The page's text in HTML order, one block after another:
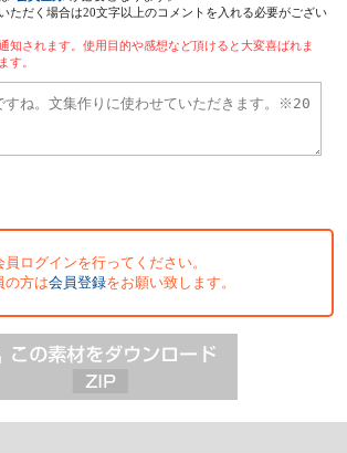
ただく場合は20文字以上のコメントを入れる必要がござい
知されます。使用目的や感想など頂けると大変喜ばれま
す。
員ログインを行ってください。
の方は会員登録をお願い致します。